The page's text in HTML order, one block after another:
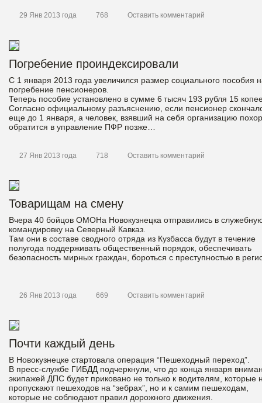
29 Янв 2013 года 768 Оставить комментарий
Погребение проиндексировали
С 1 января 2013 года увеличился размер социального пособия
погребение пенсионеров.
Теперь пособие установлено в сумме 6 тысяч 193 рубля 15
Согласно официальному разъяснению, если пенсионер
еще до 1 января, а человек, взявший на себя организацию
обратится в управление ПФР позже…
27 Янв 2013 года 718 Оставить комментарий
Товарищам на смену
Вчера 40 бойцов ОМОНа Новокузнецка отправились в
командировку на Северный Кавказ.
Там они в составе сводного отряда из Кузбасса будут в течение
полугода поддерживать общественный порядок, обеспечивать
безопасность мирных граждан, бороться с преступностью в
26 Янв 2013 года 669 Оставить комментарий
Почти каждый день
В Новокузнецке стартовала операция “Пешеходный переход”.
В пресс-службе ГИБДД подчеркнули, что до конца января
экипажей ДПС будет приковано не только к водителям, которые
пропускают пешеходов на “зебрах”, но и к самим пешеходам,
которые не соблюдают правил дорожного движения.